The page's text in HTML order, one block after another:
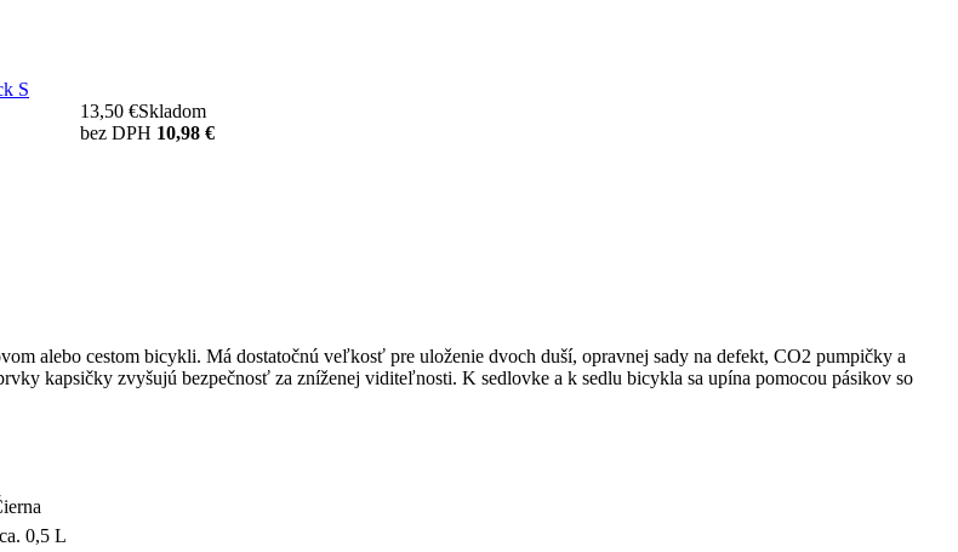
13,50 €Skladom
bez DPH 10,98 €
alebo cestom bicykli. Má dostatočnú veľkosť pre uloženie dvoch duší, opravnej sady na defekt, CO2 pumpičky a
kapsičky zvyšujú bezpečnosť za zníženej viditeľnosti. K sedlovke a k sedlu bicykla sa upína pomocou pásikov so
0,5 L